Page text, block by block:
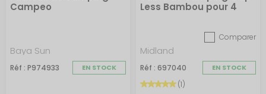
Campeo
Baya Sun
Réf : P974933 EN STOCK
Less Bambou pour 4
Comparer
Midland
Réf : 697040 EN STOCK
(1)